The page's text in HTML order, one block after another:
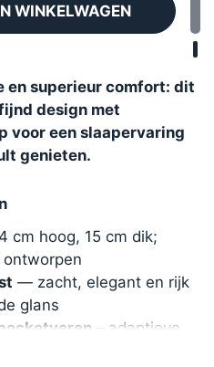
WINKELWAGEN
en superieur comfort: dit
design met
voor een slaapervaring
genieten.
cm hoog, 15 cm dik;
— zacht, elegant en rijk
glans
– adaptieve
comfort